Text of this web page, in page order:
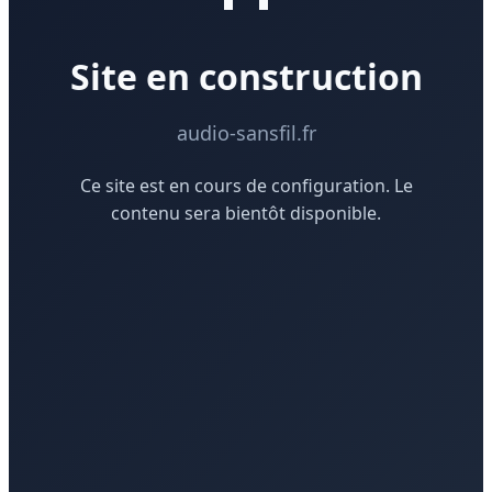
Site en construction
audio-sansfil.fr
Ce site est en cours de configuration. Le
contenu sera bientôt disponible.